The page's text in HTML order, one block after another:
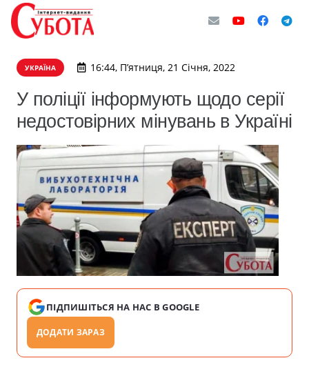
УКРАЇНА 16:44, П’ятниця, 21 Січня, 2022
У поліції інформують щодо серії
недостовірних мінувань в Україні
ПІДПИШІТЬСЯ НА НАС В GOOGLE
ДОДАТИ ЗАРАЗ